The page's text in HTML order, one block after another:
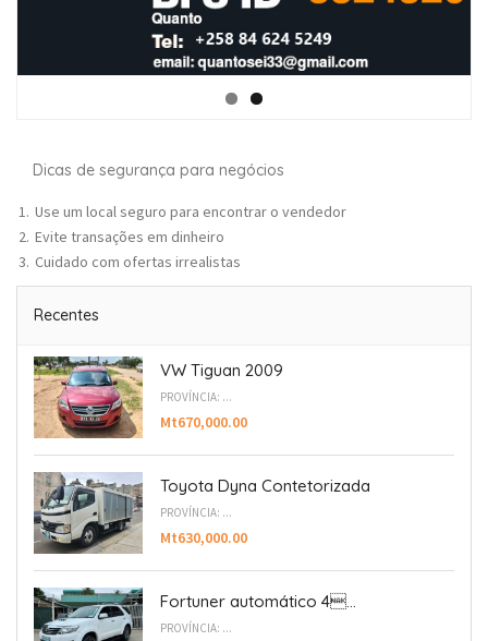
Dicas de segurança para negócios
Use um local seguro para encontrar o vendedor
Evite transações em dinheiro
Cuidado com ofertas irrealistas
Recentes
VW Tiguan 2009
PROVÍNCIA: ...
Mt670,000.00
Toyota Dyna Contetorizada
PROVÍNCIA: ...
Mt630,000.00
Fortuner automático 4...
PROVÍNCIA: ...